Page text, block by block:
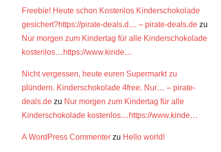
Freebie! Heute schon Kostenlos Kinderschokolade
gesichert?https://pirate-deals.d… – pirate-deals.de zu
Nur morgen zum Kindertag für alle Kinderschokolade
kostenlos…https://www.kinde…
Nicht vergessen, heute euren Supermarkt zu
plündern. Kinderschokolade 4free. Nur… – pirate-
deals.de zu Nur morgen zum Kindertag für alle
Kinderschokolade kostenlos…https://www.kinde…
A WordPress Commenter zu Hello world!